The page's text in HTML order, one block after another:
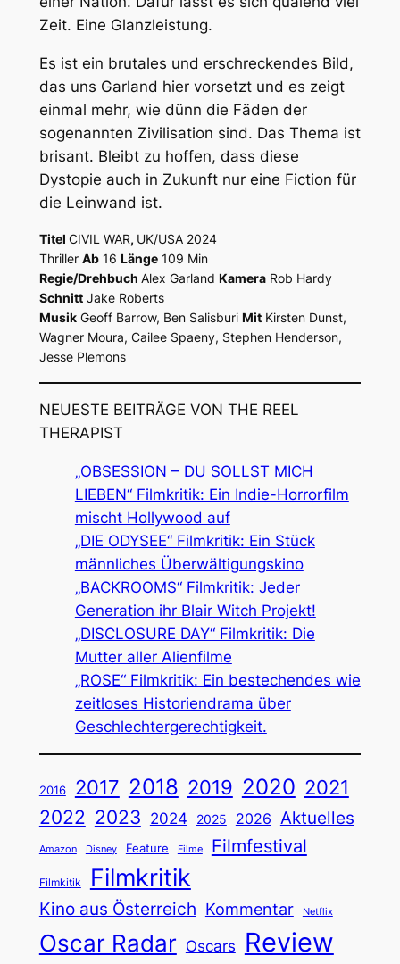
Zeit. Eine Glanzleistung.
Es ist ein brutales und erschreckendes Bild,
das uns Garland hier vorsetzt und es zeigt
einmal mehr, wie dünn die Fäden der
sogenannten Zivilisation sind. Das Thema ist
brisant. Bleibt zu hoffen, dass diese
Dystopie auch in Zukunft nur eine Fiction für
die Leinwand ist.
Titel CIVIL WAR, UK/USA 2024
Thriller Ab16 Länge109 Min
Regie/Drehbuch Alex Garland KameraRob Hardy
SchnittJake Roberts
MusikGeoff Barrow, Ben Salisburi MitKirsten Dunst,
Wagner Moura, Cailee Spaeny, Stephen Henderson,
Jesse Plemons
NEUESTE BEITRÄGE VON THE REEL
THERAPIST
„OBSESSION – DU SOLLST MICH
LIEBEN“ Filmkritik: Ein Indie-Horrorfilm
mischt Hollywood auf
„DIE ODYSEE“ Filmkritik: Ein Stück
männliches Überwältigungskino
„BACKROOMS“ Filmkritik: Jeder
Generation ihr Blair Witch Projekt!
„DISCLOSURE DAY“ Filmkritik: Die
Mutter aller Alienfilme
„ROSE“ Filmkritik: Ein bestechendes wie
zeitloses Historiendrama über
Geschlechtergerechtigkeit.
2016 2017 2018 2019 2020 2021
2022 2023 2024 2025 2026 Aktuelles
Amazon Disney Feature Filme Filmfestival
Filmkitik Filmkritik
Kino aus Österreich Kommentar Netflix
Oscar Radar Oscars Review